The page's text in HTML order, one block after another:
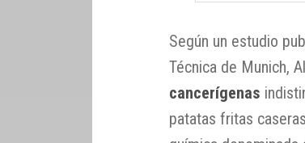
Según un estudio
Técnica de Munich,
cancerígenas
patatas fritas